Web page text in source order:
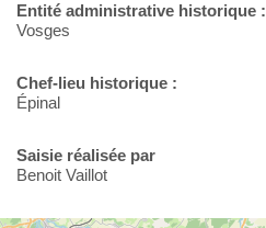
Entité administrative historique :
Vosges
Chef-lieu historique :
Épinal
Saisie réalisée par
Benoit Vaillot